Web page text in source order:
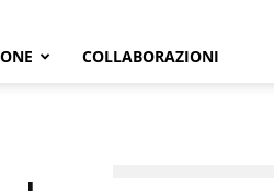
COLLABORAZIONI